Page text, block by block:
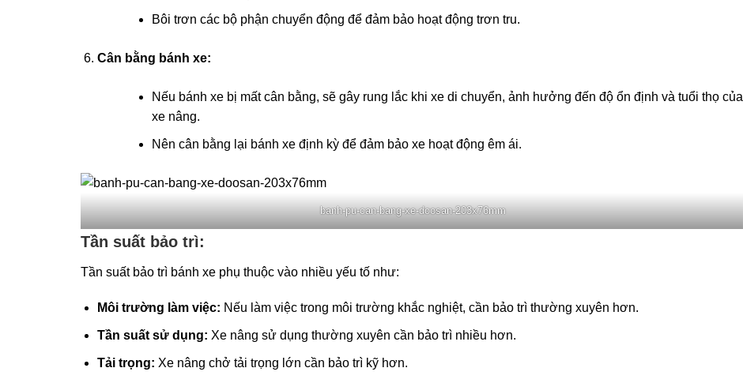
Bôi trơn các bộ phận chuyển động để đảm bảo hoạt động trơn tru.
Cân bằng bánh xe:
Nếu bánh xe bị mất cân bằng, sẽ gây rung lắc khi xe di chuyển, ảnh hưởng đến độ ổn định và tuổi thọ của
xe nâng.
Nên cân bằng lại bánh xe định kỳ để đảm bảo xe hoạt động êm ái.
banh-pu-can-bang-xe-doosan-203x76mm
Tần suất bảo trì:
Tần suất bảo trì bánh xe phụ thuộc vào nhiều yếu tố như:
Môi trường làm việc: Nếu làm việc trong môi trường khắc nghiệt, cần bảo trì thường xuyên hơn.
Tần suất sử dụng: Xe nâng sử dụng thường xuyên cần bảo trì nhiều hơn.
Tải trọng: Xe nâng chở tải trọng lớn cần bảo trì kỹ hơn.